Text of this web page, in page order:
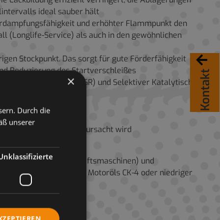
Kontakt
ideal sauber hält
und erhöhter Flammpunkt den
(Longlife-Service) als auch in den gewöhnlichen
Stockpunkt. Das sorgt für gute Förderfähigkeit
Reduzierung des Startverschleißes
(EGR) und Selektiver Katalytischer
Rußverteilung verursacht wird
und Landwirtschaftsmaschinen) und
Qualitätsstufe des Motoröls CK-4 oder niedriger
×
Durch die
unserer